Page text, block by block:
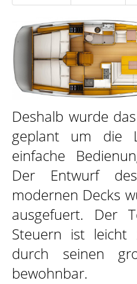
Deshalb wurde
geplant um die
einfache
Der Entwurf
modernen Decks
ausgefuert. Der
Steuern ist leicht
durch seinen
bewohnbar.